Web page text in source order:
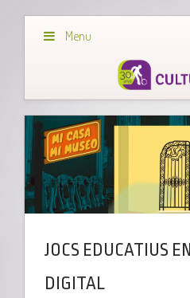
Menu
JOCS EDUCATIUS
DIGITAL